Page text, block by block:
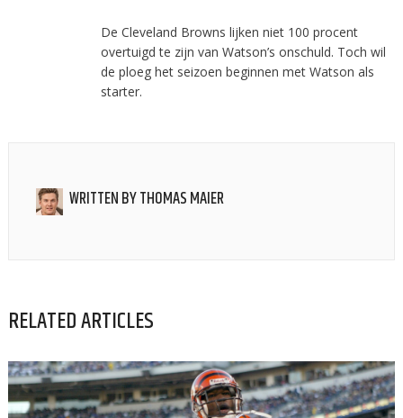
De Cleveland Browns lijken niet 100 procent
overtuigd te zijn van Watson’s onschuld. Toch wil
de ploeg het seizoen beginnen met Watson als
starter.
WRITTEN BYTHOMAS MAIER
RELATED ARTICLES